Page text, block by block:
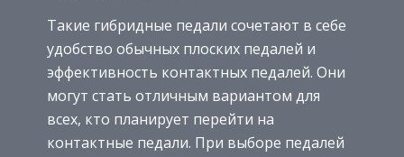
Такие гибридные педали сочетают в себе
удобство обычных плоских педалей и
эффективность контактных педалей. Они
могут стать отличным вариантом для
всех, кто планирует перейти на
контактные педали. При выборе педалей